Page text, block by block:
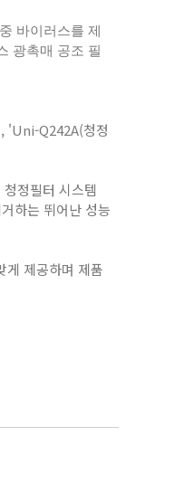
바이러스를 제
광촉매 공조 필
'Uni-Q242A(청정
정필터 시스템
하는 뛰어난 성능
게 제공하며 제품